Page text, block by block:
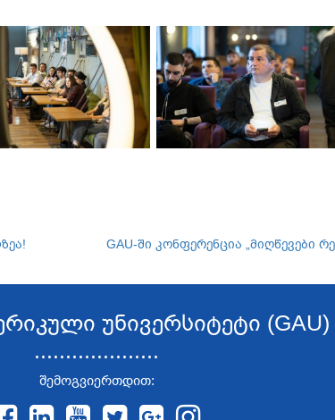
GAU-ში კონფერენცია „მიღწევები
უნივერსიტეტი (GAU)
....................
შემოგვიერთდით: